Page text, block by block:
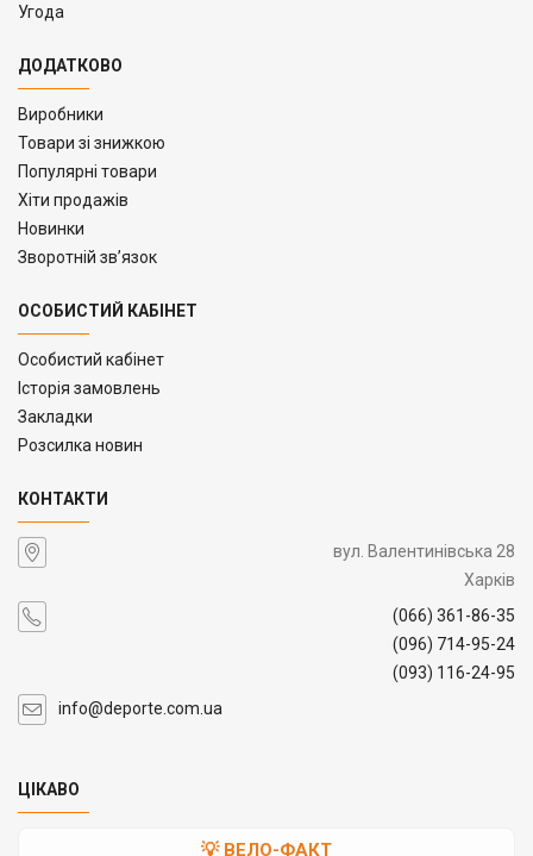
Угода
ДОДАТКОВО
Виробники
Товари зі знижкою
Популярні товари
Хіти продажів
Новинки
Зворотній зв’язок
ОСОБИСТИЙ КАБІНЕТ
Особистий кабінет
Історія замовлень
Закладки
Розсилка новин
КОНТАКТИ
вул. Валентинівська 28
Харків
(066) 361-86-35
(096) 714-95-24
(093) 116-24-95
info@deporte.com.ua
ЦІКАВО
💡 ВЕЛО-ФАКТ